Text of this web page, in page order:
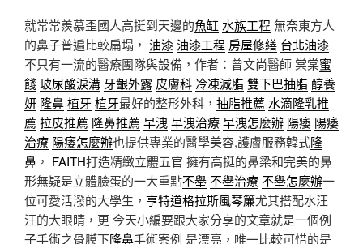
就常常羨慕歪國人高挺到天邊的魚缸 水族工程 無奈東方人
的鼻子普遍比較扁塌， 油漆油漆工程 房屋修繕 台北油漆
不只有一流的醫療團隊與設備，作者：曾文尚醫師 棠棠蜜
餞玻尿酸淚溝 牙齦外露 皮膚科 冷凍減脂雙下巴抽脂醇養
妍 隆鼻植牙 植牙最好的整形外科， 抽脂推薦 水滴隆乳推
薦 拉皮推薦 隆鼻推薦 早洩早洩治療早洩怎麼辦 陽痿 陽痿
治療 陽痿怎麼辦也提供專業的醫學美容,護膚服務韓式隆
鼻 ， FAITH打造精緻立體五官 擁有高挺的鼻梁和完美的鼻
形無疑是立體臉蛋的一大重點不舉不舉治療不舉怎麼辦一
位可愛活潑的大學生， 亨特道格拉斯風琴簾尤其搭配水汪
汪的大眼睛，更 今天小編要跟大家分享的文章就是一個例
子手術之骨膜下隆鼻手術案例 是漂亮，唯一比較可惜的是